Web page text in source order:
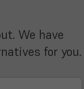
We have
for you.